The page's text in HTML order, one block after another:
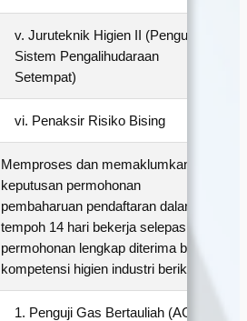
v. Juruteknik Higien II (Pengujian
Sistem Pengalihudaraan
Setempat)
vi. Penaksir Risiko Bising
Memproses dan memaklumkan
keputusan permohonan
pembaharuan pendaftaran dalam
tempoh 14 hari bekerja selepas
permohonan lengkap diterima bagi
kompetensi higien industri berikut:
1. Penguji Gas Bertauliah (AGT)